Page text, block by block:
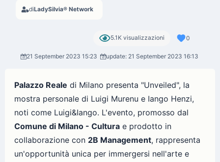
diLadySilvia® Network
5.1K visualizzazioni 0
21 September 2023 15:23 update: 21 September 2023 16:13
Palazzo Reale di Milano presenta "Unveiled", la
mostra personale di Luigi Murenu e Iango Henzi,
noti come Luigi&Iango. L'evento, promosso dal
Comune di Milano - Cultura e prodotto in
collaborazione con 2B Management, rappresenta
un'opportunità unica per immergersi nell'arte e